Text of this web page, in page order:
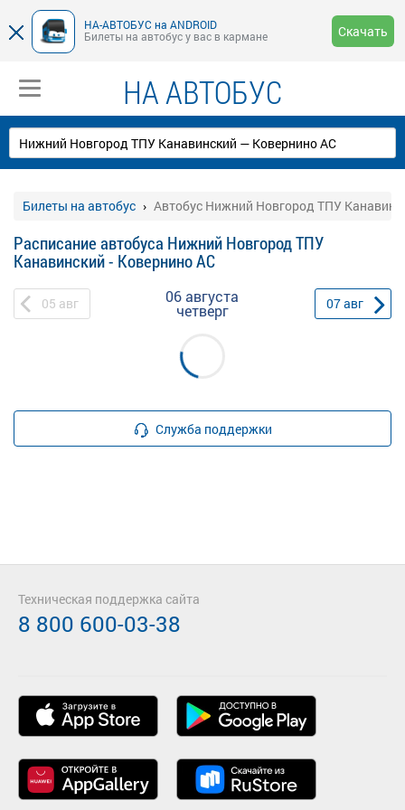
НА-АВТОБУС на ANDROID
Билеты на автобус у вас в кармане
Скачать
НА АВТОБУС
Билеты на автобус Автобус Нижний Новгород ТПУ
Расписание автобуса Нижний Новгород ТПУ
Канавинский - Ковернино АС
05 авг 06 августа
четверг 07авг
Служба поддержки
Техническая поддержка сайта
8 800 600-03-38